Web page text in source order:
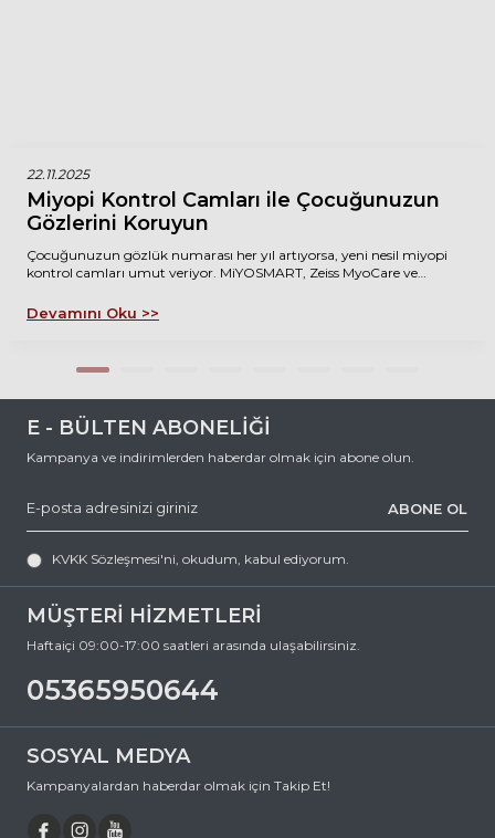
22.11.2025
Miyopi Kontrol Camları ile Çocuğunuzun
Gözlerini Koruyun
Çocuğunuzun gözlük numarası her yıl artıyorsa, yeni nesil miyopi
kontrol camları umut veriyor. MiYOSMART, Zeiss MyoCare ve
oranında yavaşlatarak çocuğunuzun gelecekteki göz sağlığını
koruyabilir. Bu camlar, periferik miyopik defokus teknolojisi ile göz
hangi durumda hangi camın uygun olacağını açıklıyoruz.
Devamını Oku >>
MÜŞTERİ HİZMETLERİ
Haftaiçi 09:00-17:00 saatleri arasında ulaşabilirsiniz.
05365950644
E - BÜLTEN ABONELİĞİ
Kampanya ve indirimlerden haberdar olmak için abone olun.
ABONE OL
KVKK Sözleşmesi'ni, okudum, kabul ediyorum.
SOSYAL MEDYA
Kampanyalardan haberdar olmak için Takip Et!